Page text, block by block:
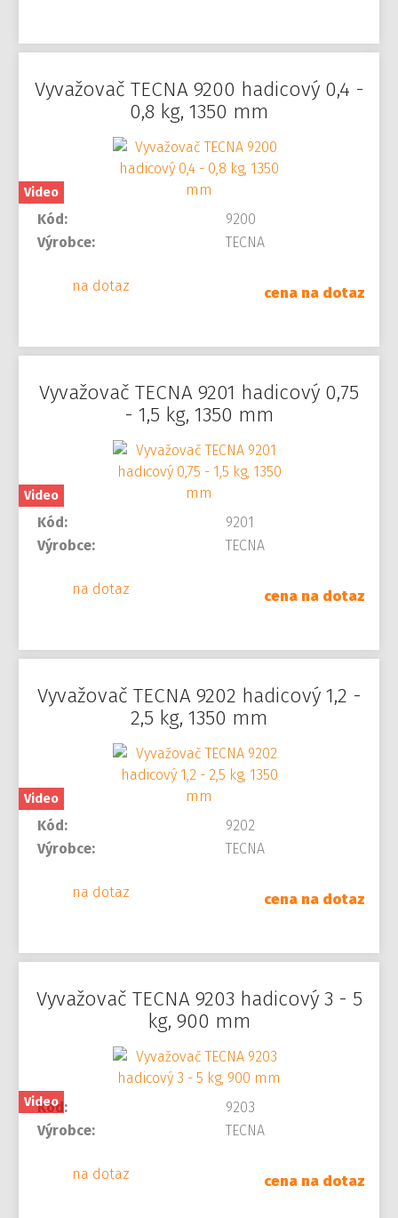
Vyvažovač TECNA 9200 hadicový 0,4 -
0,8 kg, 1350 mm
Video
Kód:
9200
Výrobce:
TECNA
na dotaz cena na dotaz
Vyvažovač TECNA 9201 hadicový 0,75
- 1,5 kg, 1350 mm
Video
Kód:
9201
Výrobce:
TECNA
na dotaz cena na dotaz
Vyvažovač TECNA 9202 hadicový 1,2 -
2,5 kg, 1350 mm
Video
Kód:
9202
Výrobce:
TECNA
na dotaz cena na dotaz
Vyvažovač TECNA 9203 hadicový 3 - 5
kg, 900 mm
Video
Kód:
9203
Výrobce:
TECNA
na dotaz cena na dotaz